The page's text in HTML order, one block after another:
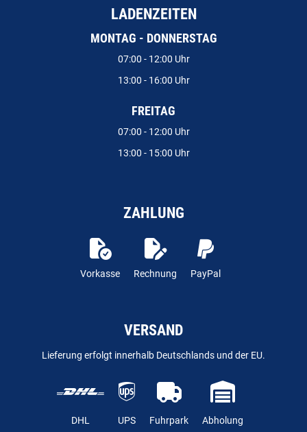
LADENZEITEN
MONTAG - DONNERSTAG
07:00 - 12:00 Uhr
13:00 - 16:00 Uhr
FREITAG
07:00 - 12:00 Uhr
13:00 - 15:00 Uhr
ZAHLUNG
Vorkasse Rechnung PayPal
VERSAND
Lieferung erfolgt innerhalb Deutschlands und der EU.
DHL UPS Fuhrpark Abholung